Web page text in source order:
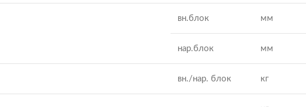
вн.блок мм
нар.блок мм
вн./нар. блок кг